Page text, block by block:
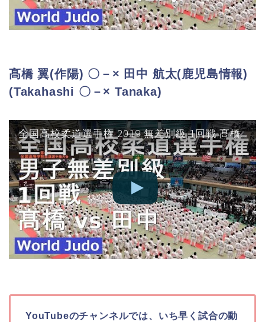
髙橋 翼(作陽) 〇－× 田中 航太(鹿児島情報)
(Takahashi 〇－× Tanaka)
全国高校柔道選手権 2019 無差別級 1回戦 髙橋 vs 田中 JUDO
YouTubeのチャンネルでは、いち早く試合の動